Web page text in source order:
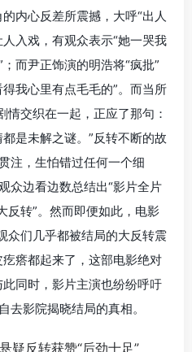
内心反差所震撼，大呼“出人
入戏，有观众表示“她一哭我
而尹正饰演的明浩将“疯批”
我心里有点毛毛的”。而当所
情交织在一起，正应了那句：
是未解之谜。”反转不断的故
注，生怕错过任何一个细
众边看边数总结出“影片全片
反转”。然而即便如此，电影
众们几乎都被结局的大反转震
瘩都起来了，这部电影绝对
同时，影片主演也纷纷呼吁
去影院揭晓结局的真相。